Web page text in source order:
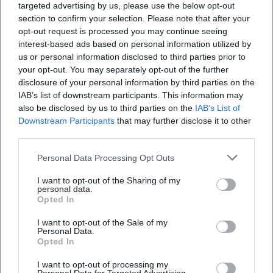
targeted advertising by us, please use the below opt-out
section to confirm your selection. Please note that after your
opt-out request is processed you may continue seeing
interest-based ads based on personal information utilized by
us or personal information disclosed to third parties prior to
your opt-out. You may separately opt-out of the further
disclosure of your personal information by third parties on the
IAB’s list of downstream participants. This information may
also be disclosed by us to third parties on the IAB’s List of
Downstream Participants that may further disclose it to other
Personal Data Processing Opt Outs
I want to opt-out of the Sharing of my
personal data.
Opted In
I want to opt-out of the Sale of my
Personal Data.
Opted In
I want to opt-out of processing my
bewusst früher oder du akzeptierst Wartezeit
und hast einen „Warteort“ (nahe Bar)
eingeplant.
Verhalten:Respektvoller Auftritt und ein
verantwortungsvoller Umgang mit Alkohol
erhöhen die Chancen auf einen
reibungslosen Abend – und reduzieren
Abende & warum sich die Stimmung in
Zukunft merklich ändern kann
In den kommenden Monaten wird sich
Regensburgs Ausgeh-Stimmung vor allem
mit drei Faktoren verändern: Semesterphase